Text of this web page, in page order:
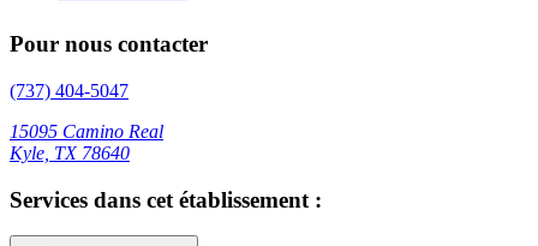
Pour nous contacter
(737) 404-5047
15095 Camino Real
Kyle, TX 78640
Services dans cet établissement :